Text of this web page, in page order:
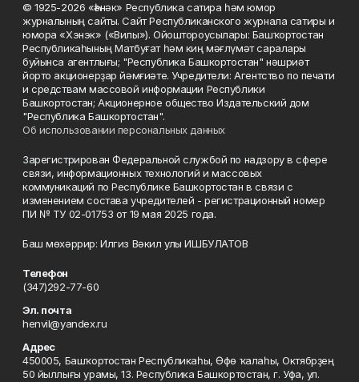
© 1925-2026 «Һәнәк» Республика сатира һәм юмор
журналының сайты. Сайт Республиканского журнала сатиры и
юмора «Хэнэк» («Вилы»). Ойоштороусылары: Башҡортостан
Республикаһының Матбуғат һәм киң мәғлүмәт саралары
буйынса агентлығы; "Республика Башкортостан" нәшриәт
йорто акционерҙар йәмғиәте. Учредители: Агентство по печати
и средствам массовой информации Республики
Башкортостан; Акционерное общество Издательский дом
"Республика Башкортостан".
Об использовании персональных данных
Зарегистрирован Федеральной службой по надзору в сфере
связи, информационных технологий и массовых
коммуникаций по Республике Башкортостан в связи с
изменением состава учредителей - регистрационный номер
ПИ № ТУ 02-01753 от 19 мая 2025 года.
Баш мөхәррир: Илгиз Вәкил улы ИШБУЛАТОВ
Телефон
(347)292-77-60
Эл. почта
henvil@yandex.ru
Адрес
450005, Башҡортостан Республикаһы, Өфө ҡалаһы, Октябрҙең
50 йыллығы урамы, 13. Республика Башкортостан, г. Уфа, ул.